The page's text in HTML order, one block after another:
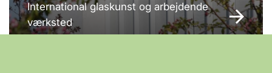
International glaskunst og arbejdende
værksted